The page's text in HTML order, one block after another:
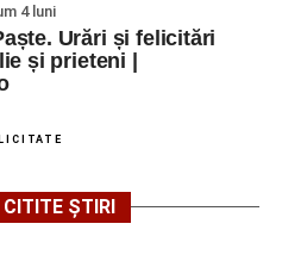
4 luni
Urări și felicitări
și prieteni |
CITITE ȘTIRI